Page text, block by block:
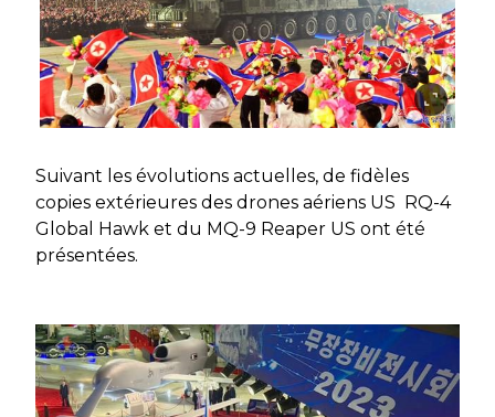
Suivant les évolutions actuelles, de fidèles
copies extérieures des drones aériens US RQ-4
Global Hawk et du MQ-9 Reaper US ont été
présentées.